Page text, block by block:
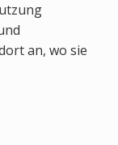
an, wo sie